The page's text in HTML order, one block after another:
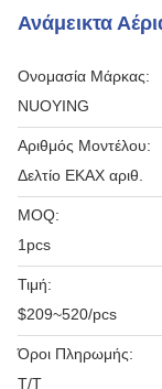
Ανάμεικτα
Ονομασία Μάρκας:
NUOYING
Αριθμός Μοντέλου:
Δελτίο ΕΚΑΧ αριθ.
MOQ:
1pcs
Τιμή:
$209~520/pcs
Όροι Πληρωμής:
Τ/Τ